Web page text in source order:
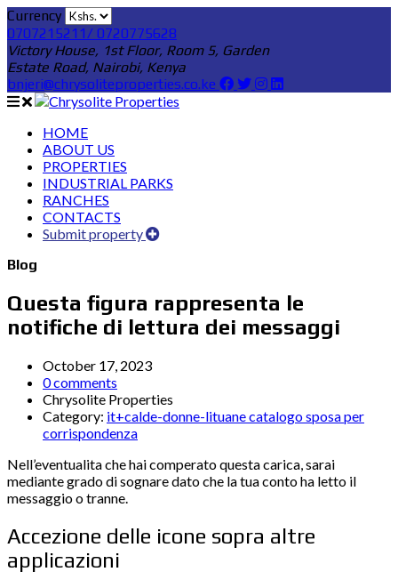
Currency
0707215211/ 0720775628
Victory House, 1st Floor, Room 5, Garden
Estate Road, Nairobi, Kenya
bnjeri@chrysoliteproperties.co.ke
HOME
ABOUT US
PROPERTIES
INDUSTRIAL PARKS
RANCHES
CONTACTS
Submit property
Blog
Questa figura rappresenta le
notifiche di lettura dei messaggi
October 17, 2023
0 comments
Chrysolite Properties
Category: it+calde-donne-lituane catalogo sposa per
corrispondenza
Nell’eventualita che hai comperato questa carica, sarai
mediante grado di sognare dato che la tua conto ha letto il
messaggio o tranne.
Accezione delle icone sopra altre
applicazioni